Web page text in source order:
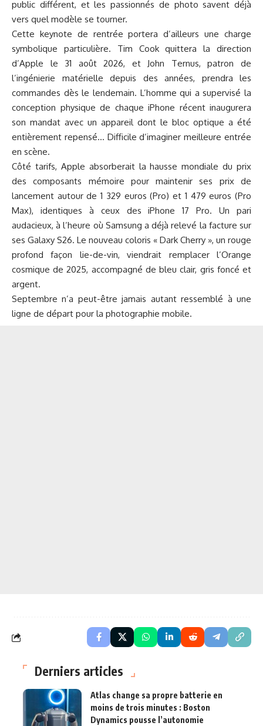
public différent, et les passionnés de photo savent déjà
vers quel modèle se tourner.
Cette keynote de rentrée portera d’ailleurs une charge
symbolique particulière. Tim Cook quittera la direction
d’Apple le 31 août 2026, et John Ternus, patron de
l’ingénierie matérielle depuis des années, prendra les
commandes dès le lendemain. L’homme qui a supervisé la
conception physique de chaque iPhone récent inaugurera
son mandat avec un appareil dont le bloc optique a été
entièrement repensé… Difficile d’imaginer meilleure entrée
en scène.
Côté tarifs, Apple absorberait la hausse mondiale du prix
des composants mémoire pour maintenir ses prix de
lancement autour de 1 329 euros (Pro) et 1 479 euros (Pro
Max), identiques à ceux des iPhone 17 Pro. Un pari
audacieux, à l’heure où Samsung a déjà relevé la facture sur
ses Galaxy S26. Le nouveau coloris « Dark Cherry », un rouge
profond façon lie-de-vin, viendrait remplacer l’Orange
cosmique de 2025, accompagné de bleu clair, gris foncé et
argent.
Septembre n’a peut-être jamais autant ressemblé à une
ligne de départ pour la photographie mobile.
Derniers articles
Atlas change sa propre batterie en
moins de trois minutes : Boston
Dynamics pousse l’autonomie